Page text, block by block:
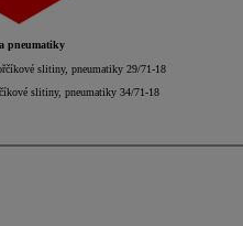
pneumatiky
slitiny, pneumatiky 29/71-18
slitiny, pneumatiky 34/71-18